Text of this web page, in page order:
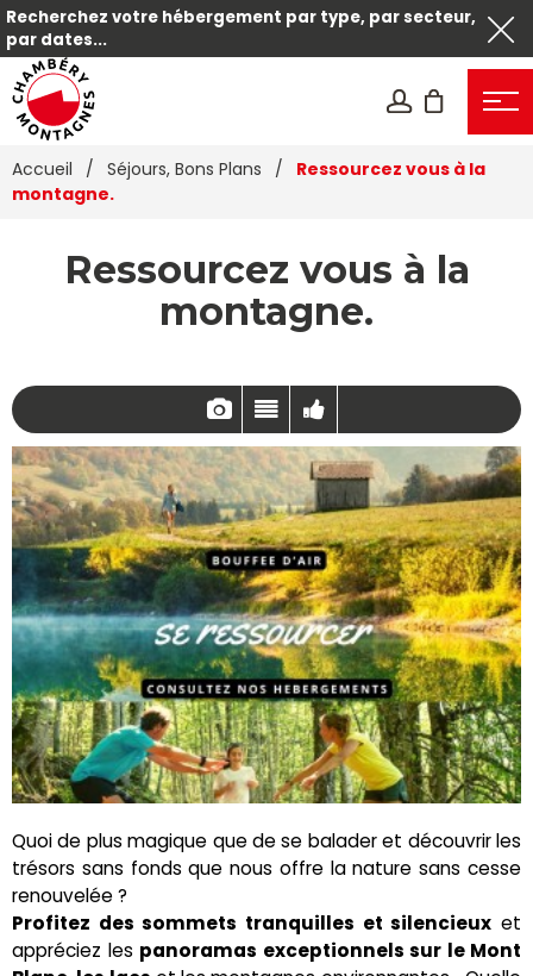
Recherchez votre hébergement par type, par secteur,
par dates...
Accueil / Séjours, Bons Plans /
Ressourcez vous à la
montagne.
Ressourcez vous à la
montagne.
Quoi de plus magique que de se balader et découvrir les
trésors sans fonds que nous offre la nature sans cesse
renouvelée ?
Profitez des sommets tranquilles et silencieux et
appréciez les panoramas exceptionnels sur le Mont